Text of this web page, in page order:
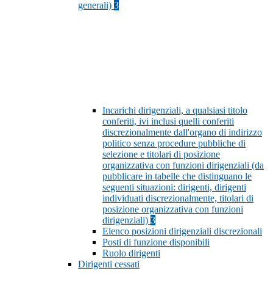
generali) 3
Incarichi dirigenziali, a qualsiasi titolo
conferiti, ivi inclusi quelli conferiti
discrezionalmente dall'organo di indirizzo
politico senza procedure pubbliche di
selezione e titolari di posizione
organizzativa con funzioni dirigenziali (da
pubblicare in tabelle che distinguano le
seguenti situazioni: dirigenti, dirigenti
individuati discrezionalmente, titolari di
posizione organizzativa con funzioni
dirigenziali) 3
Elenco posizioni dirigenziali discrezionali
Posti di funzione disponibili
Ruolo dirigenti
Dirigenti cessati